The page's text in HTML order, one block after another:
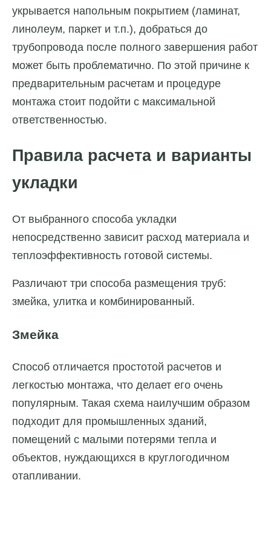
укрывается напольным покрытием (ламинат,
линолеум, паркет и т.п.), добраться до
трубопровода после полного завершения работ
может быть проблематично. По этой причине к
предварительным расчетам и процедуре
монтажа стоит подойти с максимальной
ответственностью.
Правила расчета и варианты
укладки
От выбранного способа укладки
непосредственно зависит расход материала и
теплоэффективность готовой системы.
Различают три способа размещения труб:
змейка, улитка и комбинированный.
Змейка
Способ отличается простотой расчетов и
легкостью монтажа, что делает его очень
популярным. Такая схема наилучшим образом
подходит для промышленных зданий,
помещений с малыми потерями тепла и
объектов, нуждающихся в круглогодичном
отапливании.